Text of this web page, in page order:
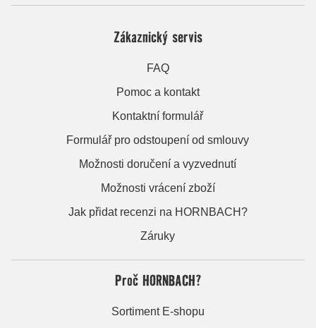
Zákaznický servis
FAQ
Pomoc a kontakt
Kontaktní formulář
Formulář pro odstoupení od smlouvy
Možnosti doručení a vyzvednutí
Možnosti vrácení zboží
Jak přidat recenzi na HORNBACH?
Záruky
Proč HORNBACH?
Sortiment E-shopu